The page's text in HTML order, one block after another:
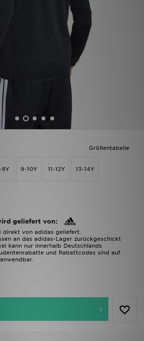
Größentabelle
8Y 9-10Y 11-12Y 13-14Y
geliefert von:
direkt von adidas geliefert.
an das adidas-Lager zurückgeschickt
kann nur innerhalb Deutschlands
und Rabattcodes sind auf